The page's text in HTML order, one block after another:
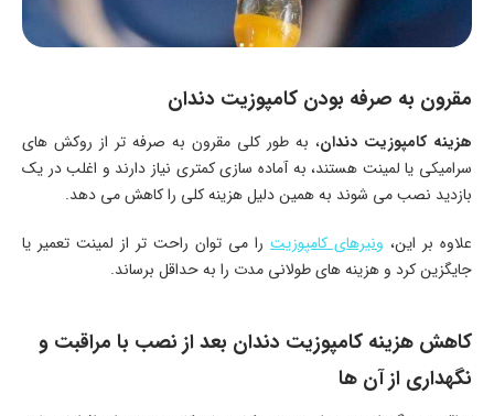
مقرون به صرفه بودن کامپوزیت دندان
هزینه کامپوزیت دندان، به طور کلی مقرون به صرفه تر از روکش های
سرامیکی یا لمینت هستند، به آماده سازی کمتری نیاز دارند و اغلب در یک
بازدید نصب می شوند به همین دلیل هزینه کلی را کاهش می دهد.
علاوه بر این، ونیرهای کامپوزیت را می توان راحت تر از لمینت تعمیر یا
جایگزین کرد و هزینه های طولانی مدت را به حداقل برساند.
کاهش هزینه کامپوزیت دندان بعد از نصب با مراقبت و
نگهداری از آن ها